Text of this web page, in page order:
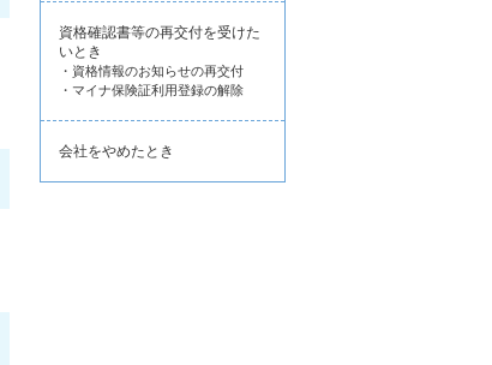
資格確認書等の再交付を受けた
いとき
・資格情報のお知らせの再交付
・マイナ保険証利用登録の解除
会社をやめたとき